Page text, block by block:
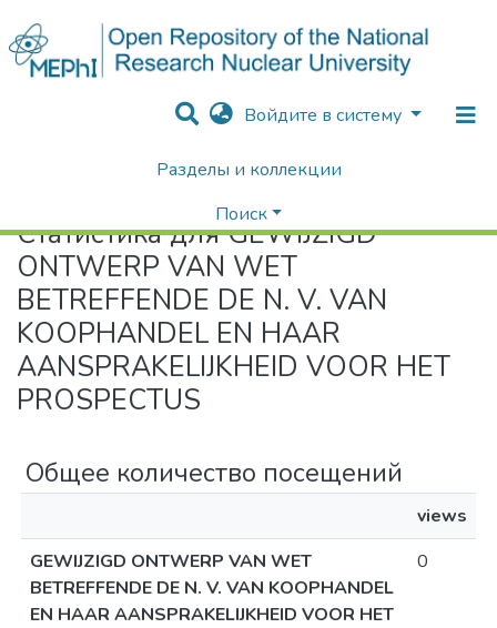
Войдите в систему
Разделы и коллекции
Поиск
Статистика
Статистика для GEWIJZIGD
ONTWERP VAN WET
BETREFFENDE DE N. V. VAN
KOOPHANDEL EN HAAR
AANSPRAKELIJKHEID VOOR HET
PROSPECTUS
Общее количество посещений
views
GEWIJZIGD ONTWERP VAN WET
BETREFFENDE DE N. V. VAN KOOPHANDEL
EN HAAR AANSPRAKELIJKHEID VOOR HET
0